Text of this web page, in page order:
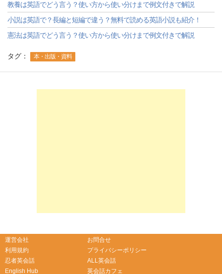
教養は英語でどう言う？使い方から使い分けまで例文付きで解説
小説は英語で？長編と短編で違う？無料で読める英語小説も紹介！
憲法は英語でどう言う？使い方から使い分けまで例文付きで解説
タグ： 本・出版・資料
運営会社
お問合せ
利用規約
プライバシーポリシー
忍者英会話
ALL英会話
English Hub
英会話カフェ